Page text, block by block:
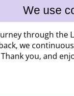
through the
we
you, and